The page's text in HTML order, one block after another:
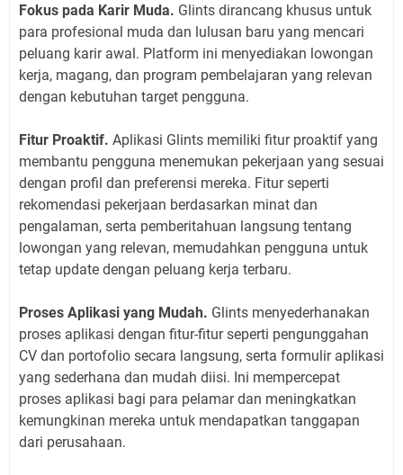
Fokus pada Karir Muda. Glints dirancang khusus untuk
para profesional muda dan lulusan baru yang mencari
peluang karir awal. Platform ini menyediakan lowongan
kerja, magang, dan program pembelajaran yang relevan
dengan kebutuhan target pengguna.
Fitur Proaktif. Aplikasi Glints memiliki fitur proaktif yang
membantu pengguna menemukan pekerjaan yang sesuai
dengan profil dan preferensi mereka. Fitur seperti
rekomendasi pekerjaan berdasarkan minat dan
pengalaman, serta pemberitahuan langsung tentang
lowongan yang relevan, memudahkan pengguna untuk
tetap update dengan peluang kerja terbaru.
Proses Aplikasi yang Mudah. Glints menyederhanakan
proses aplikasi dengan fitur-fitur seperti pengunggahan
CV dan portofolio secara langsung, serta formulir aplikasi
yang sederhana dan mudah diisi. Ini mempercepat
proses aplikasi bagi para pelamar dan meningkatkan
kemungkinan mereka untuk mendapatkan tanggapan
dari perusahaan.